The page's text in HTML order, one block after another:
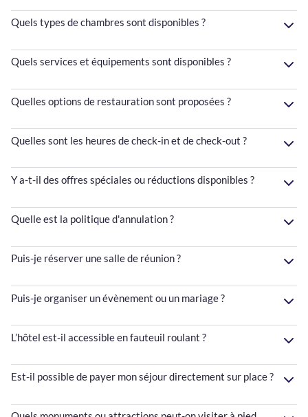
Quels types de chambres sont disponibles ?
Quels services et équipements sont disponibles ?
Quelles options de restauration sont proposées ?
Quelles sont les heures de check-in et de check-out ?
Y a-t-il des offres spéciales ou réductions disponibles ?
Quelle est la politique d'annulation ?
Puis-je réserver une salle de réunion ?
Puis-je organiser un évènement ou un mariage ?
L’hôtel est-il accessible en fauteuil roulant ?
Est-il possible de payer mon séjour directement sur place ?